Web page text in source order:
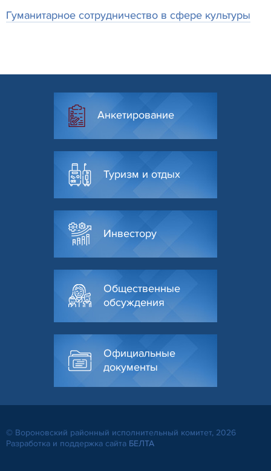
Гуманитарное сотрудничество в сфере культуры
Анкетирование
Туризм и отдых
Инвестору
Общественные
обсуждения
Официальные
документы
© Вороновский районный исполнительный комитет, 2026
Разработка и поддержка сайта БЕЛТА